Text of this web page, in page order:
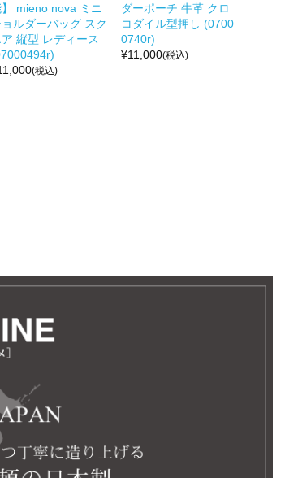
mieno nova ミニ
ルダーバッグ スク
縦型 レディース
(税込)
ダーポーチ 牛革 クロ
コダイル型押し (0700
0740r)
¥11,000(税込)